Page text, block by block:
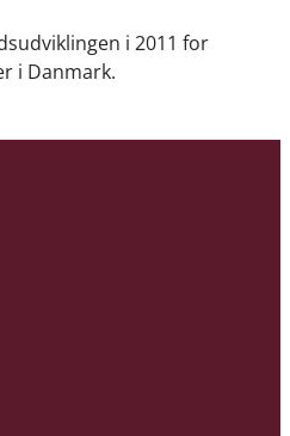
i 2011 for
i Danmark.